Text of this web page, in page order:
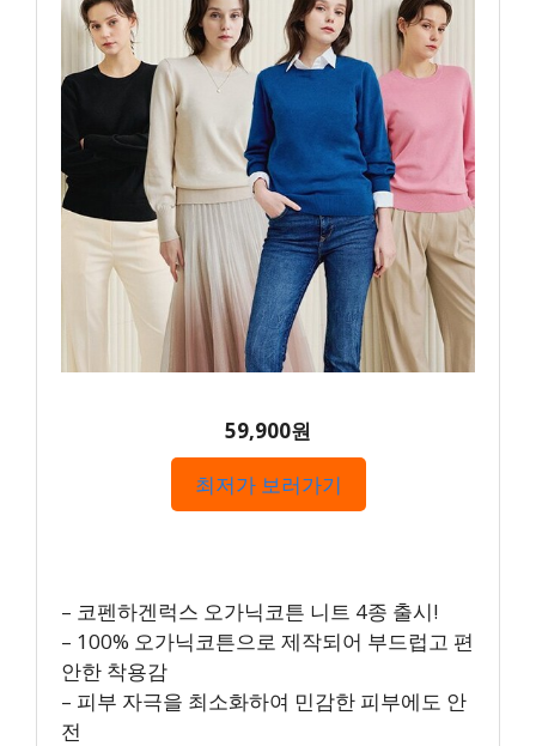
59,900원
최저가 보러가기
– 코펜하겐럭스 오가닉코튼 니트 4종 출시!
– 100% 오가닉코튼으로 제작되어 부드럽고 편
안한 착용감
– 피부 자극을 최소화하여 민감한 피부에도 안
전